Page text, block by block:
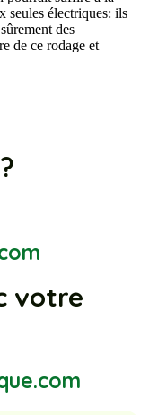
votre